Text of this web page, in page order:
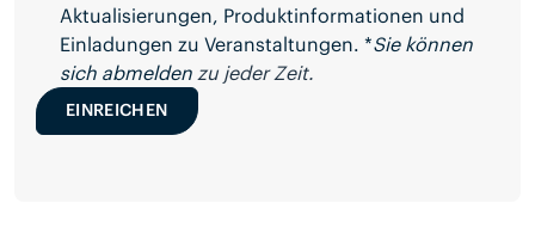
Aktualisierungen, Produktinformationen und
Einladungen zu Veranstaltungen. *Sie können
sich abmeldenzu jeder Zeit.
EINREICHEN